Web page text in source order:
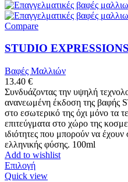
Compare
STUDIO
Βαφές Μαλλιών
13.40 €
Συνδυάζοντας την υψηλή
ανανεωμένη έκδοση της βαφής
στο εσωτερικό της όχι μόνο τα
επιτεύγματα στο χώρο της
ιδιότητες που μπορούν να έχουν
ελληνικής φύσης. 100ml
Add to wishlist
ΕπιλογήΑυτό
το
Quick view